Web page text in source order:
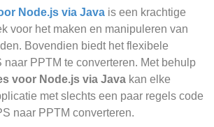
Node.js via Java is een krachtige
voor het maken en manipuleren van
Bovendien biedt het flexibele
naar PPTM te converteren. Met behulp
voor Node.js via Java kan elke
met slechts een paar regels code
naar PPTM converteren.